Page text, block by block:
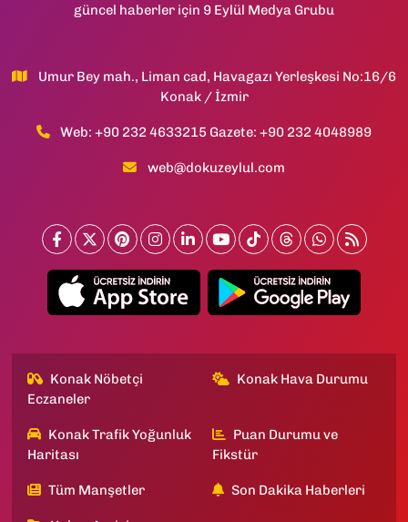
güncel haberler için 9 Eylül Medya Grubu
Umur Bey mah., Liman cad, Havagazı Yerleşkesi No:16/6
Konak / İzmir
Web: +90 232 4633215 Gazete: +90 232 4048989
web@dokuzeylul.com
Konak Nöbetçi
Eczaneler
Konak Hava Durumu
Konak Trafik Yoğunluk
Haritası
Puan Durumu ve
Fikstür
Tüm Manşetler Son Dakika Haberleri